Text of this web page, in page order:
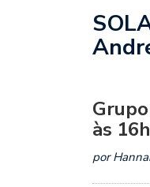
às
por